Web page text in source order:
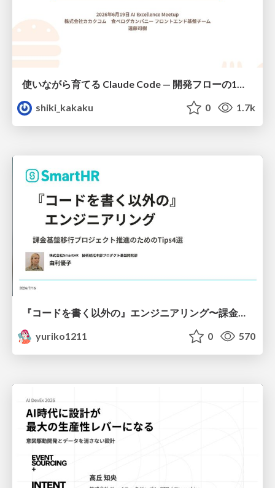
shiki_kakaku
0 1.7k
『コードを書く以外の』エンジニアリング〜課金基盤移行プロジェクト推進のためのTips4選
yuriko1211
0 570